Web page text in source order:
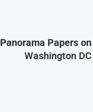
Panorama Papers
Washington DC